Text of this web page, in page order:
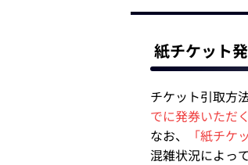
紙チケット
チケット引取方
でに発券いただ
なお、
「紙チ
混雑状況によっ